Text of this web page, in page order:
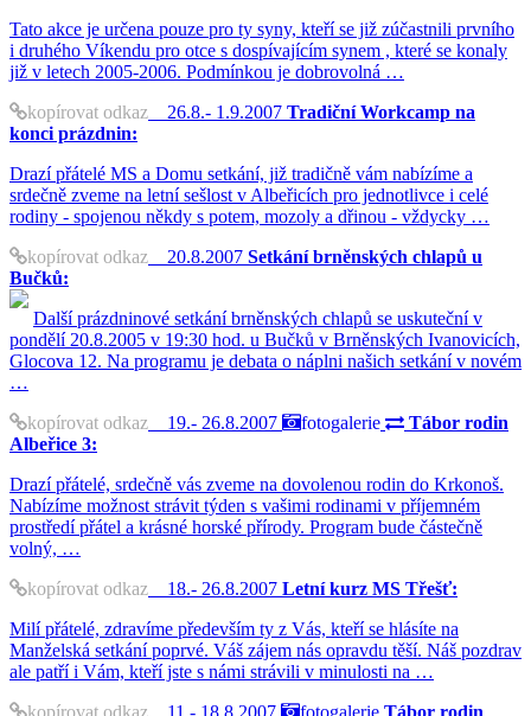
Tato akce je určena pouze pro ty syny, kteří se již zúčastnili prvního
i druhého Víkendu pro otce s dospívajícím synem , které se konaly
již v letech 2005-2006. Podmínkou je dobrovolná …
kopírovat odkaz 26.8.- 1.9.2007 Tradiční Workcamp na
konci prázdnin:
Drazí přátelé MS a Domu setkání, již tradičně vám nabízíme a
srdečně zveme na letní sešlost v Albeřicích pro jednotlivce i celé
rodiny - spojenou někdy s potem, mozoly a dřinou - vždycky …
kopírovat odkaz 20.8.2007 Setkání brněnských chlapů u
Bučků:
Další prázdninové setkání brněnských chlapů se uskuteční v
pondělí 20.8.2005 v 19:30 hod. u Bučků v Brněnských Ivanovicích,
Glocova 12. Na programu je debata o náplni našich setkání v novém
…
kopírovat odkaz 19.- 26.8.2007 fotogalerie
Tábor rodin
Albeřice 3:
Drazí přátelé, srdečně vás zveme na dovolenou rodin do Krkonoš.
Nabízíme možnost strávit týden s vašimi rodinami v příjemném
prostředí přátel a krásné horské přírody. Program bude částečně
volný, …
kopírovat odkaz 18.- 26.8.2007 Letní kurz MS Třešť:
Milí přátelé, zdravíme především ty z Vás, kteří se hlásíte na
Manželská setkání poprvé. Váš zájem nás opravdu těší. Náš pozdrav
ale patří i Vám, kteří jste s námi strávili v minulosti na …
kopírovat odkaz 11.- 18.8.2007 fotogalerie Tábor rodin